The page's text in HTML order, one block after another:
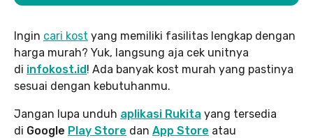
Ingin cari kost yang memiliki fasilitas lengkap dengan
harga murah? Yuk, langsung aja cek unitnya
di infokost.id! Ada banyak kost murah yang pastinya
sesuai dengan kebutuhanmu.
Jangan lupa unduh aplikasi Rukita yang tersedia
di Google Play Store dan App Store atau